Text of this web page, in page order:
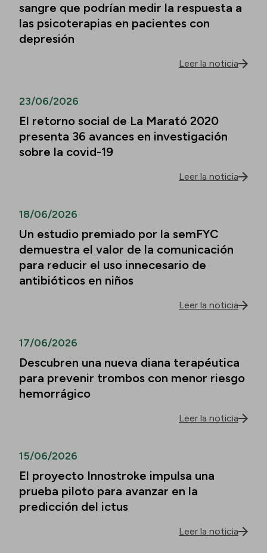
sangre que podrían medir la respuesta a
las psicoterapias en pacientes con
depresión
Leer la noticia
23/06/2026
El retorno social de La Marató 2020
presenta 36 avances en investigación
sobre la covid-19
Leer la noticia
18/06/2026
Un estudio premiado por la semFYC
demuestra el valor de la comunicación
para reducir el uso innecesario de
antibióticos en niños
Leer la noticia
17/06/2026
Descubren una nueva diana terapéutica
para prevenir trombos con menor riesgo
hemorrágico
Leer la noticia
15/06/2026
El proyecto Innostroke impulsa una
prueba piloto para avanzar en la
predicción del ictus
Leer la noticia